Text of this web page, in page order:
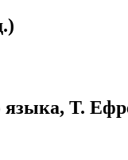
курьер, курьер банка,
языка, Т.